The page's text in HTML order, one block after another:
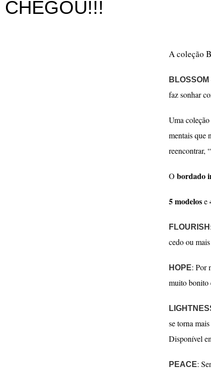
CHEGOU!!!
A coleção
BLOSSOM
faz sonhar
Uma
mentais que
reencontrar,
Obordado
5 modelose
FLOURISH
cedo ou
HOPE: Por
muito bonito
se torna
Disponível
PEACE: